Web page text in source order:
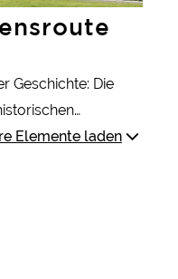
Geschichte: Die
Münster und
lange
erlebt
Elemente laden